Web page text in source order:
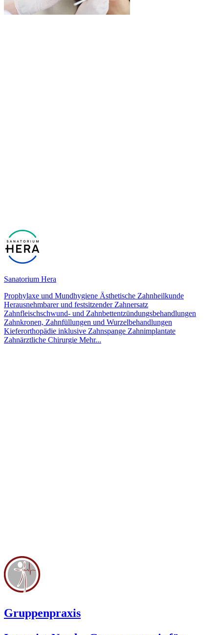
Sanatorium Hera
Prophylaxe und Mundhygiene Ästhetische Zahnheilkunde
Herausnehmbarer und festsitzender Zahnersatz
Zahnfleischschwund- und Zahnbettentzündungsbehandlungen
Zahnkronen, Zahnfüllungen und Wurzelbehandlungen
Kieferorthopädie inklusive Zahnspange Zahnimplantate
Zahnärztliche Chirurgie Mehr...
Gruppenpraxis